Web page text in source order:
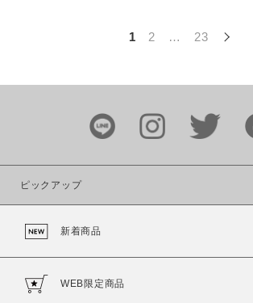
1 2 … 23
ピックアップ
新着商品
WEB限定商品